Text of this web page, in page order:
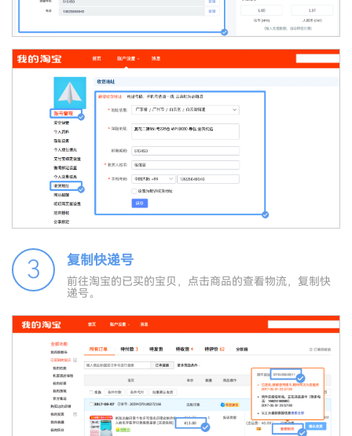
3 复制快递号
前往淘宝的已买的宝贝，点击商品的查看物流，复制快
递号。